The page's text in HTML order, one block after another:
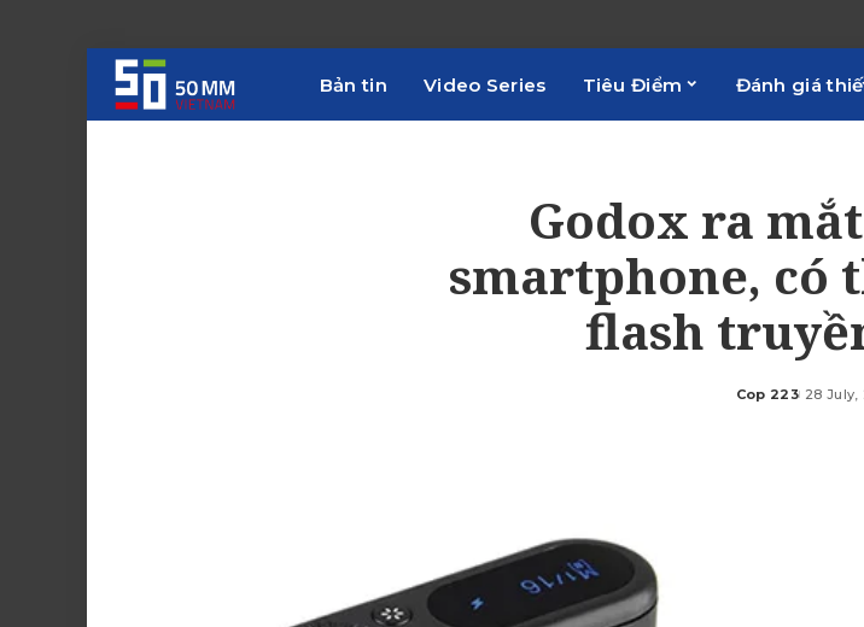
Bản tin Video Series Tiêu Điểm Đánh giá
Godox ra
smartphone, có
flash
Posted
Cop 223 28 July,